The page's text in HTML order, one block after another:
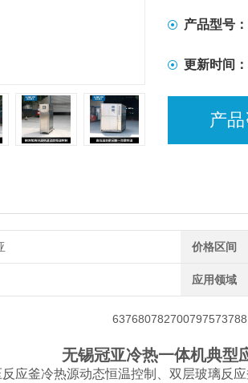
产品型号：
更新时间：
产
价格区间
应用领域
无锡冠亚冷热一体机典型
应釜冷热源动态恒温控制、双层玻璃反